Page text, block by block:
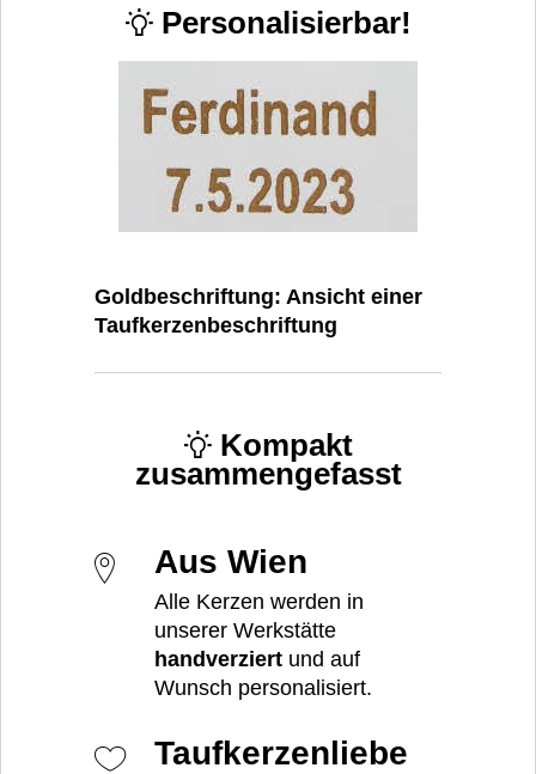
Personalisierbar!
Goldbeschriftung: Ansicht einer
Taufkerzenbeschriftung
Kompakt
zusammengefasst
Aus Wien
Alle Kerzen werden in
unserer Werkstätte
handverziert und auf
Wunsch personalisiert.
Taufkerzenliebe